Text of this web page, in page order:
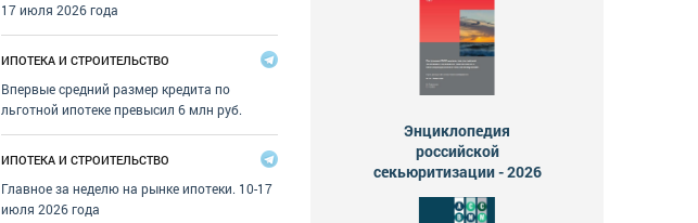
17 июля 2026 года
ИПОТЕКА И СТРОИТЕЛЬСТВО
Впервые средний размер кредита по
льготной ипотеке превысил 6 млн руб.
ИПОТЕКА И СТРОИТЕЛЬСТВО
Главное за неделю на рынке ипотеки. 10-17
июля 2026 года
Энциклопедия
российской
секьюритизации - 2026